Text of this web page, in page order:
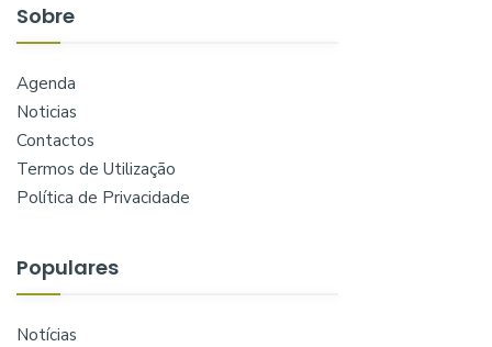
Sobre
Agenda
Noticias
Contactos
Termos de Utilização
Política de Privacidade
Populares
Notícias